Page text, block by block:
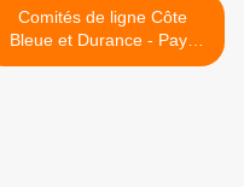
Comités de ligne Côte
Bleue et Durance - Pays
salonais >